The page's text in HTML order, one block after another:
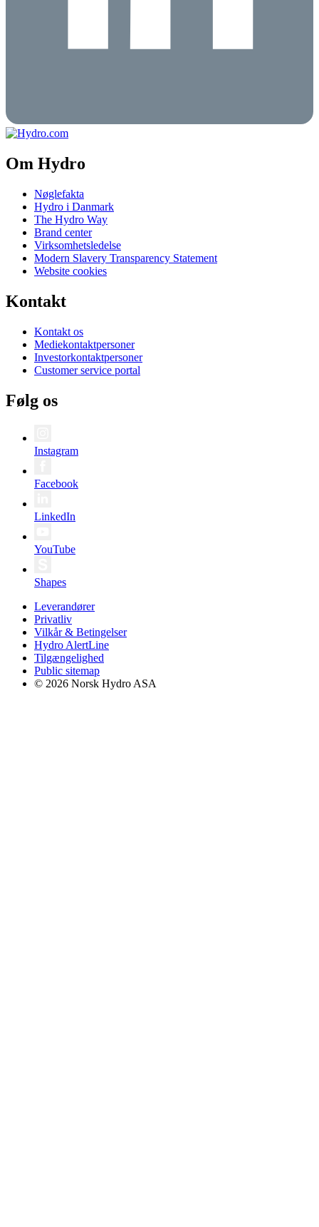
Om Hydro
Nøglefakta
Hydro i Danmark
The Hydro Way
Brand center
Virksomhetsledelse
Modern Slavery Transparency Statement
Website cookies
Kontakt
Kontakt os
Mediekontaktpersoner
Investorkontaktpersoner
Customer service portal
Følg os
Instagram
Facebook
LinkedIn
YouTube
Shapes
Leverandører
Privatliv
Vilkår & Betingelser
Hydro AlertLine
Tilgængelighed
Public sitemap
© 2026 Norsk Hydro ASA